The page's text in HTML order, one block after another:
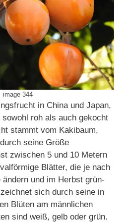
image 344
in China und Japan,
roh als auch gekocht
stammt vom Kakibaum,
seine Größe
zwischen 5 und 10 Metern
Blätter, die je nach
und im Herbst grün-
sich durch seine in
Blüten am männlichen
sind weiß, gelb oder grün.